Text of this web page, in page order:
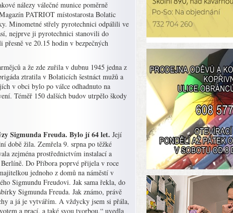
nálezy válečné munice poměrně
PATRIOT místostarosta Bolatic
Minometné střely pyrotechnici odpálili ve
nejprve ji pyrotechnici stanovili do
přesně ve 20.15 hodin v bezpečných
a že zde zuřila v dubnu 1945 jedna z
ztratila v Bolaticích šestnáct mužů a
v obci bylo po válce odhadnuto na
Téměř 150 dalších budov utrpělo škody
Sigmunda Freuda. Bylo jí 64 let. Její
době žila. Zemřela 9. srpna po těžké
zejména prostřednictvím instalací a
Do Příbora poprvé přijela v roce
jednoho z domů na náměstí v
Sigmundu Freudovi. Jak sama řekla, do
Sigmunda Freuda. Jak známo, právě
a já je vytvářím. A vždycky jsem si přála,
a prací, a také svou tvorbou,“ uvedla